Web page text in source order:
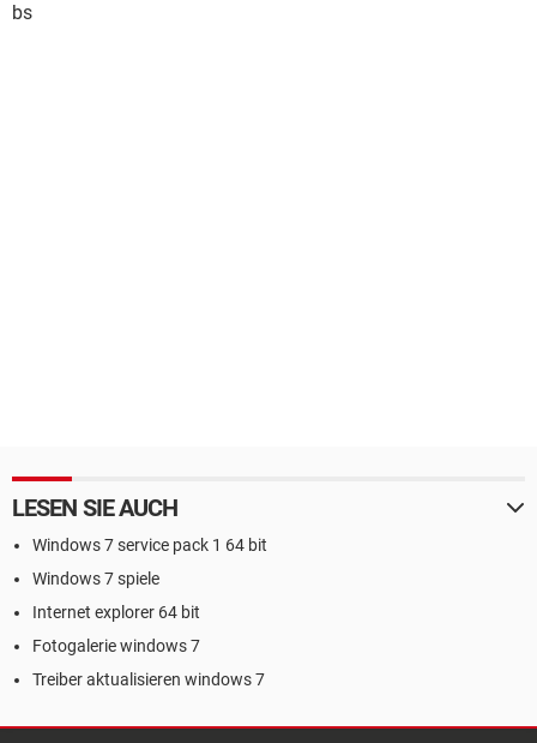
bs
LESEN SIE AUCH
Windows 7 service pack 1 64 bit
Windows 7 spiele
Internet explorer 64 bit
Fotogalerie windows 7
Treiber aktualisieren windows 7